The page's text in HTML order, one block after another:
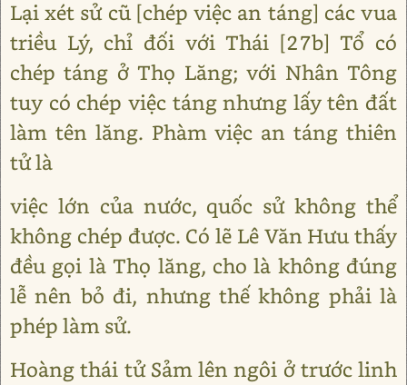
Lại xét sử cũ [chép việc an táng] các vua
triều Lý, chỉ đối với Thái [27b] Tổ có
chép táng ở Thọ Lăng; với Nhân Tông
tuy có chép việc táng nhưng lấy tên đất
làm tên lăng. Phàm việc an táng thiên
tử là
việc lớn của nước, quốc sử không thể
không chép được. Có lẽ Lê Văn Hưu thấy
đều gọi là Thọ lăng, cho là không đúng
lễ nên bỏ đi, nhưng thế không phải là
phép làm sử.
Hoàng thái tử Sảm lên ngôi ở trước linh